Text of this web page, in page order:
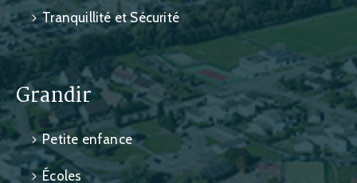
Tranquillité et Sécurité
Grandir
Petite enfance
Écoles